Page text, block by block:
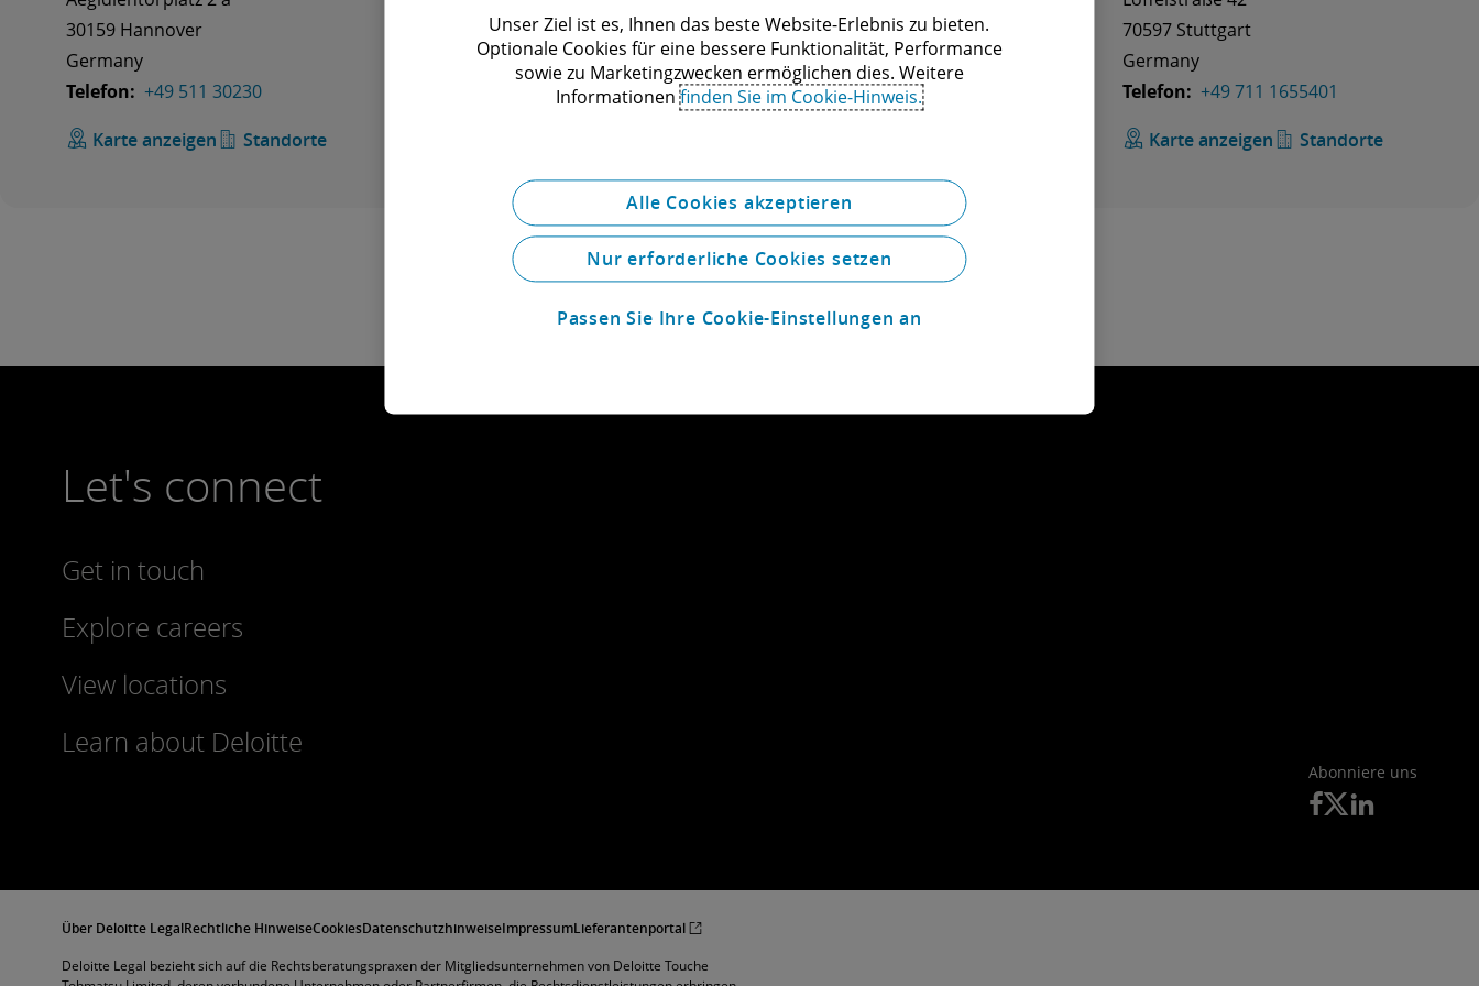
30159 Hannover
Germany
Telefon: +49 511 30230
Karte anzeigen
Standorte
50672 Köln
Germany
+49 221 973240
81669 München
Germany
Telefon: +49 89 290360
70597 Stuttgart
Germany
Telefon: +49 711 1655401
Karte anzeigen
Standorte
Let's connect
Get in touch
Explore careers
View locations
Learn about Deloitte
Abonniere uns
Über Deloitte LegalRechtliche HinweiseCookiesDatenschutzhinweiseImpressumLieferantenportal
Deloitte Legal bezieht sich auf die Rechtsberatungspraxen der Mitgliedsunternehmen von Deloitte Touche
Unser Ziel ist es, Ihnen das beste Website-Erlebnis zu bieten.
Optionale Cookies für eine bessere Funktionalität, Performance
sowie zu Marketingzwecken ermöglichen dies. Weitere
Informationenfinden Sie im Cookie-Hinweis.
Alle Cookies akzeptieren
Nur erforderliche Cookies setzen
Passen Sie Ihre Cookie-Einstellungen an